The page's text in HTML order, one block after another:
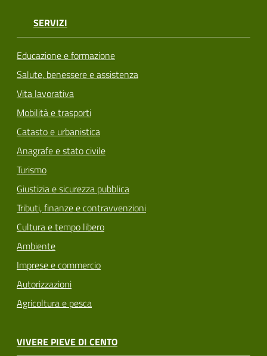
SERVIZI
Educazione e formazione
Salute, benessere e assistenza
Vita lavorativa
Mobilità e trasporti
Catasto e urbanistica
Anagrafe e stato civile
Turismo
Giustizia e sicurezza pubblica
Tributi, finanze e contravvenzioni
Cultura e tempo libero
Ambiente
Imprese e commercio
Autorizzazioni
Agricoltura e pesca
VIVERE PIEVE DI CENTO